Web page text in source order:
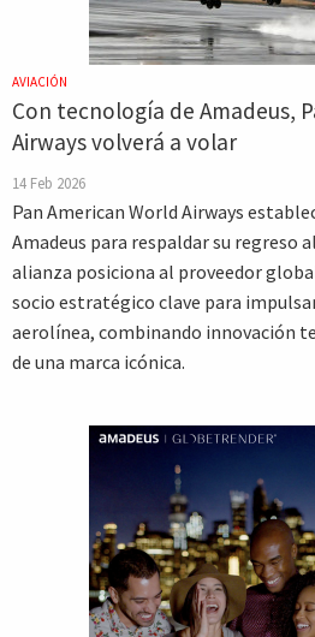
AVIACIÓN
Con tecnología de Amadeus,
Airways volverá a volar
14 Feb 2026
Pan American World Airways
Amadeus para respaldar su regreso
alianza posiciona al proveedor
socio estratégico clave para
aerolínea, combinando innovación
de una marca icónica.